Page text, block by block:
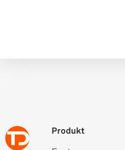
Produkt